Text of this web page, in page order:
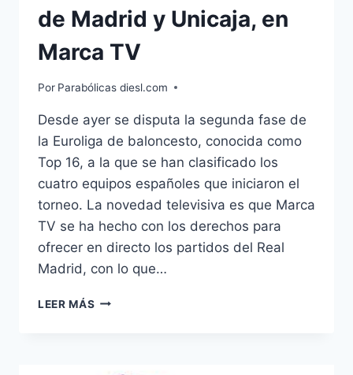
de Madrid y Unicaja, en
Marca TV
Por Parabólicas diesl.com
Desde ayer se disputa la segunda fase de
la Euroliga de baloncesto, conocida como
Top 16, a la que se han clasificado los
cuatro equipos españoles que iniciaron el
torneo. La novedad televisiva es que Marca
TV se ha hecho con los derechos para
ofrecer en directo los partidos del Real
Madrid, con lo que…
LEER MÁS LOS